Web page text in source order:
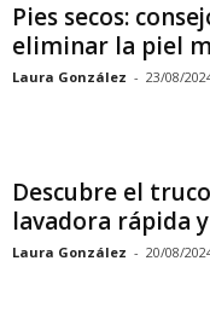
Pies secos:
eliminar la piel
Laura González - 23/08/
Descubre el
lavadora rápida
Laura González - 20/08/